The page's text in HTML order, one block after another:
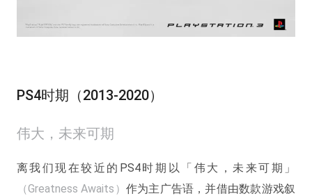
PS4时期（2013-2020）
伟大，未来可期
离我们现在较近的PS4时期以「伟大，未来可期」
（Greatness Awaits） 作为主广告语，并借由数款游戏叙